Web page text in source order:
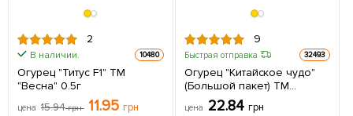
2
В наличии. 10480
Огурец "Титус F1" ТМ
"Весна" 0.5г
цена 15.94грн 11.95 грн
9
Быстрая отправка 32493
Огурец "Китайское чудо"
(Большой пакет) ТМ
"Весна" 1г
цена 22.84 грн